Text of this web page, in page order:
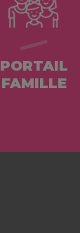
PORTAIL
FAMILLE